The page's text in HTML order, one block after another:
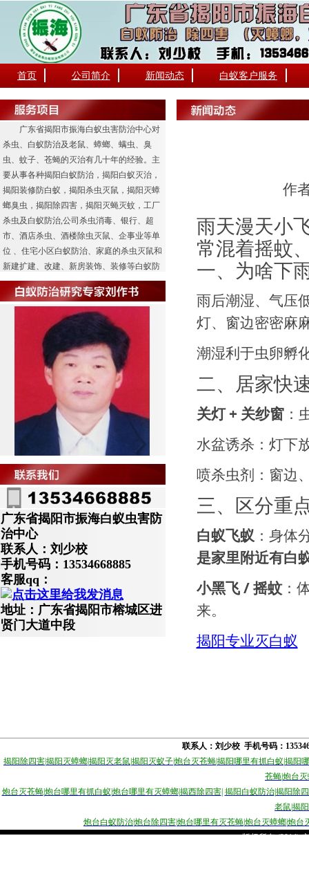
首页 公司简介 新闻动态 白蚁客户服务
广东省揭阳市振海白蚁虫害防治中心对
杀虫、白蚁防治及老鼠、蟑螂、螨虫、臭
虫、蚊子、苍蝇的灭治有几十年的经验。主
要从事各种揭阳白蚁防治，揭阳白蚁灭治，
揭阳装修防白蚁，揭阳杀虫灭鼠，揭阳灭蟑
螂臭虫，揭阳除四害，揭阳灭蝇灭蚊，工厂
杀虫及白蚁防治,公司杀虫消毒、银行、超
市、酒店杀虫、酒楼除虫灭鼠、企事业等单
位 、住宅小区白蚁防治、家庭的杀虫灭鼠和
新建扩建、改建、新房装饰、装修等白蚁防
治工程业务。
广东省揭阳市振海白蚁虫害防
治中心
联系人：刘少校
手机号码：13534668885
客服qq：
地址：广东省揭阳市榕城区进
贤门大道中段
作
雨天漫天小
常混着摇蚊
一、为啥下
雨后潮湿、气压
灯、窗边密密麻
潮湿利于虫卵孵
二、居家快
关灯 + 关纱窗：
水盆诱杀：灯下
喷杀虫剂：窗边
三、区分重
白蚁飞蚁：身体
是家里附近有白
小黑飞 / 摇蚊：
来。
揭阳专业灭白蚁
联系人：刘少校 手机号码：
揭阳除四害揭阳灭蟑螂揭阳灭老鼠揭阳灭蚁子炮台灭苍蝇揭阳哪里有抓白蚁 揭阳
苍蝇炮台
炮台灭苍蝇|炮台哪里有抓白蚁 炮台哪里有灭蟑螂|揭西除四害| 揭阳白蚁防治|揭阳除
老鼠揭
炮台白蚁防治炮台除四害炮台哪里有灭苍蝇炮台灭蟑螂炮台
版权所有 (2014)